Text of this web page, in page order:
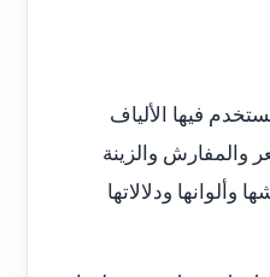
فيها الألياف
والمفارش والزينة
وألوانها ودلالاتها